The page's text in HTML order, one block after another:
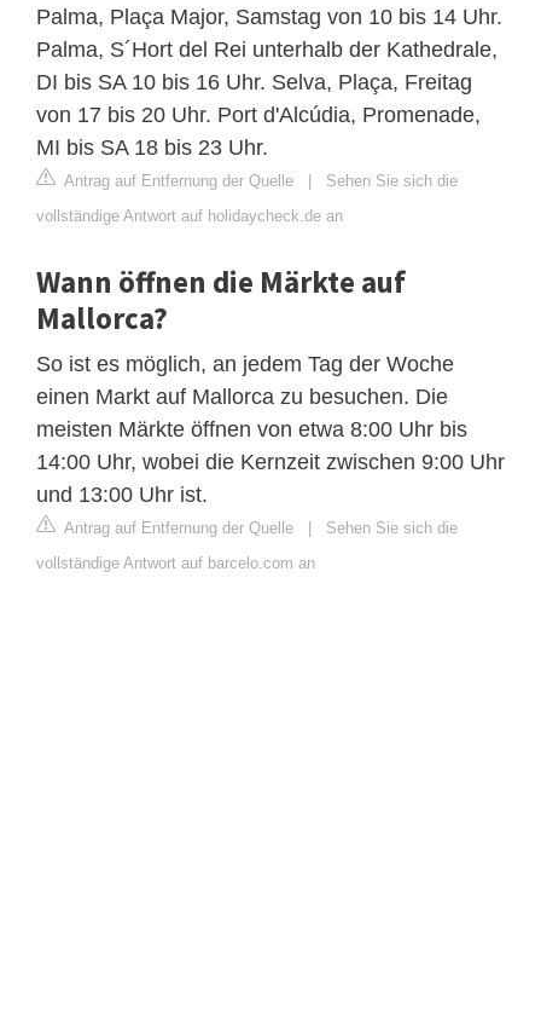
Palma, Plaça Major, Samstag von 10 bis 14 Uhr.
Palma, S´Hort del Rei unterhalb der Kathedrale,
DI bis SA 10 bis 16 Uhr. Selva, Plaça, Freitag
von 17 bis 20 Uhr. Port d'Alcúdia, Promenade,
MI bis SA 18 bis 23 Uhr.
Antrag auf Entfernung der Quelle | Sehen Sie sich die
vollständige Antwort auf holidaycheck.de an
Wann öffnen die Märkte auf
Mallorca?
So ist es möglich, an jedem Tag der Woche
einen Markt auf Mallorca zu besuchen. Die
meisten Märkte öffnen von etwa 8:00 Uhr bis
14:00 Uhr, wobei die Kernzeit zwischen 9:00 Uhr
und 13:00 Uhr ist.
Antrag auf Entfernung der Quelle | Sehen Sie sich die
vollständige Antwort auf barcelo.com an